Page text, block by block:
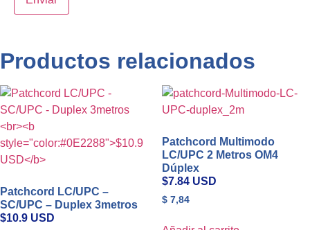
Productos relacionados
Patchcord LC/UPC –
SC/UPC – Duplex 3metros
$10.9 USD
Patchcord Multimodo
LC/UPC 2 Metros OM4
Dúplex
$7.84 USD
$ 7,84